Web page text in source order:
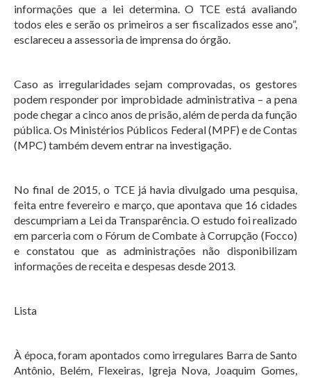
informações que a lei determina. O TCE está avaliando
todos eles e serão os primeiros a ser fiscalizados esse ano”,
esclareceu a assessoria de imprensa do órgão.
Caso as irregularidades sejam comprovadas, os gestores
podem responder por improbidade administrativa – a pena
pode chegar a cinco anos de prisão, além de perda da função
pública. Os Ministérios Públicos Federal (MPF) e de Contas
(MPC) também devem entrar na investigação.
No final de 2015, o TCE já havia divulgado uma pesquisa,
feita entre fevereiro e março, que apontava que 16 cidades
descumpriam a Lei da Transparência. O estudo foi realizado
em parceria com o Fórum de Combate à Corrupção (Focco)
e constatou que as administrações não disponibilizam
informações de receita e despesas desde 2013.
Lista
À época, foram apontados como irregulares Barra de Santo
Antônio, Belém, Flexeiras, Igreja Nova, Joaquim Gomes,